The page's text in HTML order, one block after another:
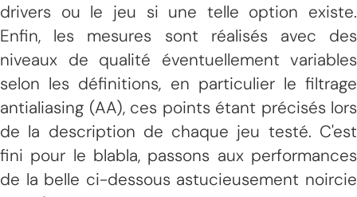
drivers ou le jeu si une telle option existe.
Enfin, les mesures sont réalisés avec des
niveaux de qualité éventuellement variables
selon les définitions, en particulier le filtrage
antialiasing (AA), ces points étant précisés lors
de la description de chaque jeu testé. C'est
fini pour le blabla, passons aux performances
de la belle ci-dessous astucieusement noircie